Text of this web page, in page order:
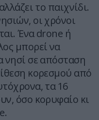
το παιχνίδι.
οι χρόνοι
Ένα drone ή
μπορεί να
νησί σε απόσταση
κορεσμού από
τα 16
όσο κορυφαίο κι